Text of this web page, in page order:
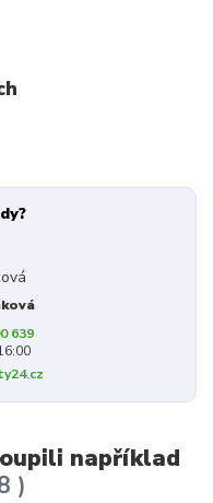
639
například